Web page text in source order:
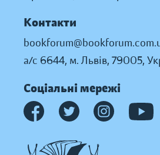
Контакти
а/с 6644, м. Львів, 79005,
Соціальні мережі